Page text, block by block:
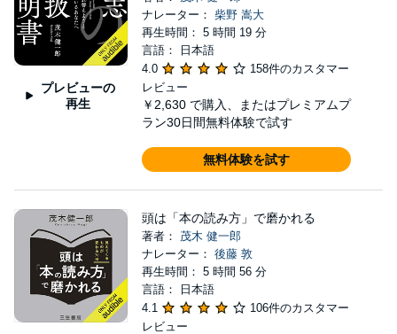
プレビューの
再生
ナレーター： 柴野 嵩大
再生時間： 5 時間 19 分
言語： 日本語
4.0
158件のカスタマー
レビュー
￥2,630 で購入、またはプレミアムプ
ラン30日間無料体験で試す
無料体験を試す
頭は「本の読み方」で磨かれる
著者： 茂木 健一郎
ナレーター： 後藤 敦
再生時間： 5 時間 56 分
言語： 日本語
4.1
106件のカスタマー
レビュー